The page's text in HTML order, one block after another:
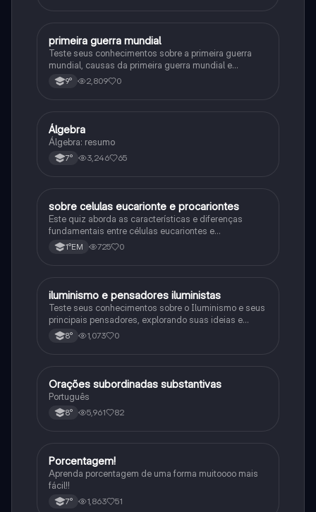
História
primeira guerra mundial
Teste seus conhecimentos sobre a primeira guerra
mundial, causas da primeira guerra mundial e
consequências da Primeira Guerra Mundial, fases da
primeira guerra mundial
9° 2,809 0
Matematica
Álgebra
Álgebra: resumo
7° 3,246 65
Biologia
sobre celulas eucarionte e procariontes
Este quiz aborda as características e diferenças
fundamentais entre células eucariontes e
procariontes.
1°EM 725 0
História
iluminismo e pensadores iluministas
Teste seus conhecimentos sobre o Iluminismo e seus
principais pensadores, explorando suas ideias e
impacto histórico.
8° 1,073 0
Português
Orações subordinadas substantivas
Português
8° 5,961 82
Matematica
Porcentagem!
Aprenda porcentagem de uma forma muitoooo mais
fácil!!
7° 1,863 51